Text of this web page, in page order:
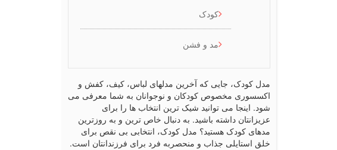
کودک
مد و فشن
مدل کودک، جایی که آخرین مدلهای لباس، کیف، کفش و
اکسسوری مخصوص کودکان و نوجوانان به شما معرفی می
شود. اینجا می توانید شیک ترین انتخاب ها را برای
عزیزانتان داشته باشید. به دنبال خاص ترین و به روزترین
مدهای کودک هستید؟ مدل کودک، انتخابی بی نقص برای
خلق استایلی جذاب و منحصربه فرد برای فرزندانتان است.